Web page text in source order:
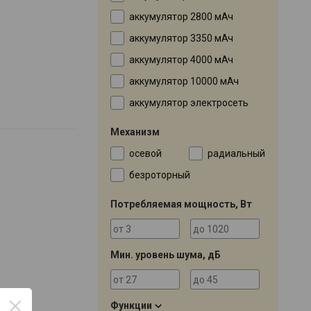
аккумулятор 2800 мАч
аккумулятор 3350 мАч
аккумулятор 4000 мАч
аккумулятор 10000 мАч
аккумулятор электросеть
Механизм
осевой
радиальный
безроторный
Потребляемая мощность, Вт
Мин. уровень шума, дБ
Функции